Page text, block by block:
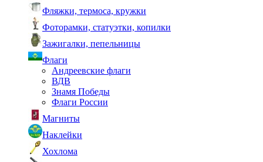
Фляжки, термоса, кружки
Фоторамки, статуэтки, копилки
Зажигалки, пепельницы
Флаги
Андреевские флаги
ВДВ
Знамя Победы
Флаги России
Магниты
Наклейки
Хохлома